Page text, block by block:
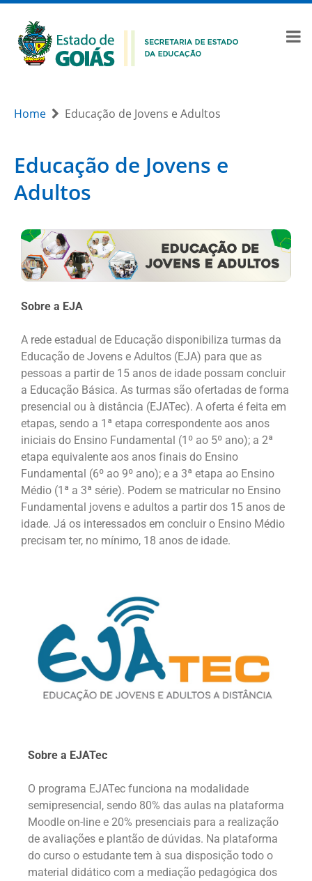
Home Educação de Jovens e Adultos
Educação de Jovens e
Adultos
Sobre a EJA
A rede estadual de Educação disponibiliza turmas da
Educação de Jovens e Adultos (EJA) para que as
pessoas a partir de 15 anos de idade possam concluir
a Educação Básica. As turmas são ofertadas de forma
presencial ou à distância (EJATec). A oferta é feita em
etapas, sendo a 1ª etapa correspondente aos anos
iniciais do Ensino Fundamental (1º ao 5º ano); a 2ª
etapa equivalente aos anos finais do Ensino
Fundamental (6º ao 9º ano); e a 3ª etapa ao Ensino
Médio (1ª a 3ª série). Podem se matricular no Ensino
Fundamental jovens e adultos a partir dos 15 anos de
idade. Já os interessados em concluir o Ensino Médio
precisam ter, no mínimo, 18 anos de idade.
Sobre a EJATec
O programa EJATec funciona na modalidade
semipresencial, sendo 80% das aulas na plataforma
Moodle on-line e 20% presenciais para a realização
de avaliações e plantão de dúvidas. Na plataforma
do curso o estudante tem à sua disposição todo o
material didático com a mediação pedagógica dos